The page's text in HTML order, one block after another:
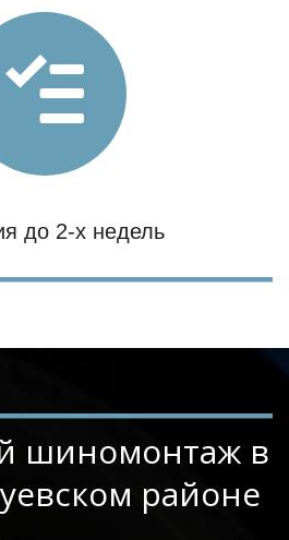
до 2-х недель
шиномонтаж в
районе